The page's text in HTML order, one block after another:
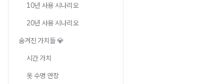
10년 사용 시나리오
20년 사용 시나리오
숨겨진 가치들 💎
시간 가치
옷 수명 연장